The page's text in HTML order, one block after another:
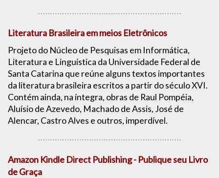
Literatura Brasileira em meios Eletrônicos
Projeto do Núcleo de Pesquisas em Informática,
Literatura e Linguística da Universidade Federal de
Santa Catarina que reúne alguns textos importantes
da literatura brasileira escritos a partir do século XVI.
Contém ainda, na íntegra, obras de Raul Pompéia,
Aluísio de Azevedo, Machado de Assis, José de
Alencar, Castro Alves e outros, imperdível.
Amazon Kindle Direct Publishing - Publique seu Livro
de Graça